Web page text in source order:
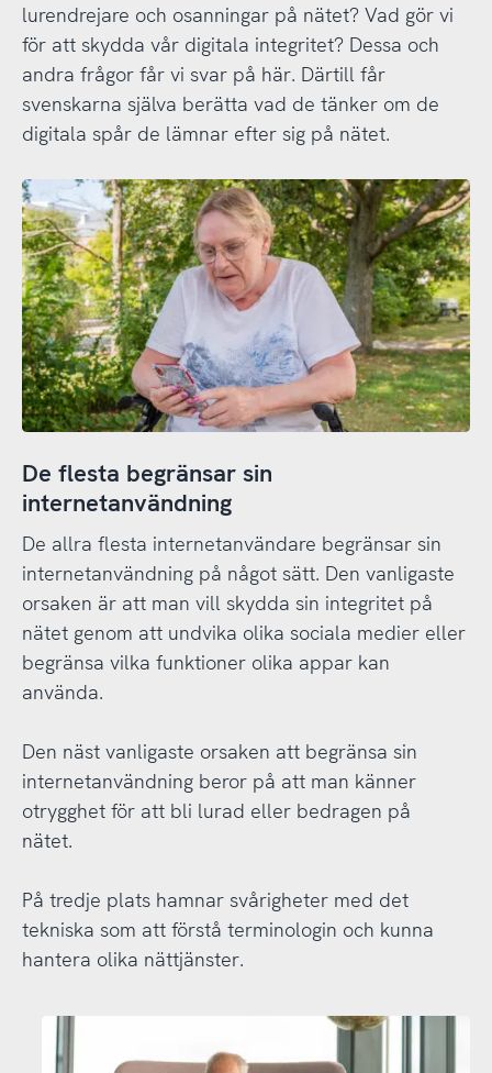
lurendrejare och osanningar på nätet? Vad gör vi
för att skydda vår digitala integritet? Dessa och
andra frågor får vi svar på här. Därtill får
svenskarna själva berätta vad de tänker om de
digitala spår de lämnar efter sig på nätet.
De flesta begränsar sin
internetanvändning
De allra flesta internetanvändare begränsar sin
internetanvändning på något sätt. Den vanligaste
orsaken är att man vill skydda sin integritet på
nätet genom att undvika olika sociala medier eller
begränsa vilka funktioner olika appar kan
använda.
Den näst vanligaste orsaken att begränsa sin
internetanvändning beror på att man känner
otrygghet för att bli lurad eller bedragen på
nätet.
På tredje plats hamnar svårigheter med det
tekniska som att förstå terminologin och kunna
hantera olika nättjänster.